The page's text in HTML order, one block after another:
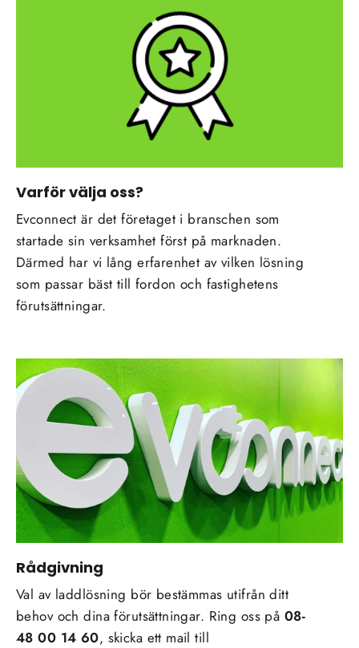
Varför välja oss?
Evconnect är det företaget i branschen som
startade sin verksamhet först på marknaden.
Därmed har vi lång erfarenhet av vilken lösning
som passar bäst till fordon och fastighetens
förutsättningar.
Rådgivning
Val av laddlösning bör bestämmas utifrån ditt
behov och dina förutsättningar. Ring oss på 08-
48 00 14 60, skicka ett mail till